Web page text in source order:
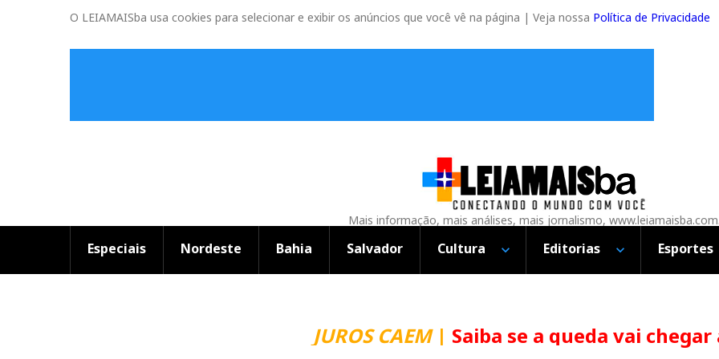
O LEIAMAISba usa cookies para selecionar e exibir os anúncios que você vê na página | Veja nossa Política de Privacidade
Mais informação, mais análises, mais jornalismo,
Especiais Nordeste Bahia Salvador Cultura Editorias Esportes
JUROS CAEM|Saiba se a queda vai chegar ao